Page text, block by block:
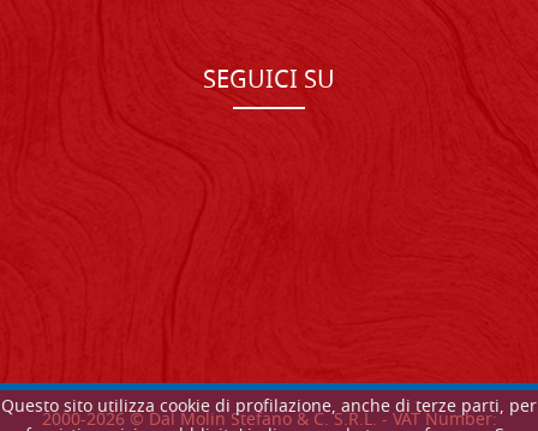
Questo sito utilizza cookie di profilazione, anche di terze parti, per
SEGUICI SU
2000-2026© Dal Molin Stefano & C. S.R.L. - VAT Number: